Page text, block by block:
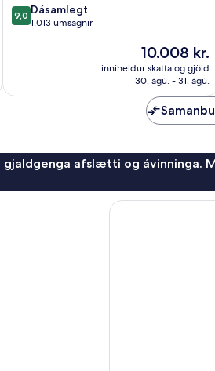
9.0
af
9,0 Dásamlegt
1.013 umsagnir
Verðið
er
10.008 kr.
10.008 kr.
inniheldur skatta og gjöld
30. ágú. - 31. ágú.
gjaldgenga afslætti og ávinninga.